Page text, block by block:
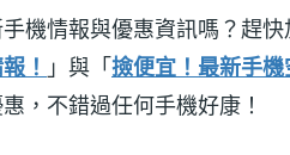
機情報與優惠資訊嗎？趕快
！ 」與「撿便宜！最新手
，不錯過任何手機好康！